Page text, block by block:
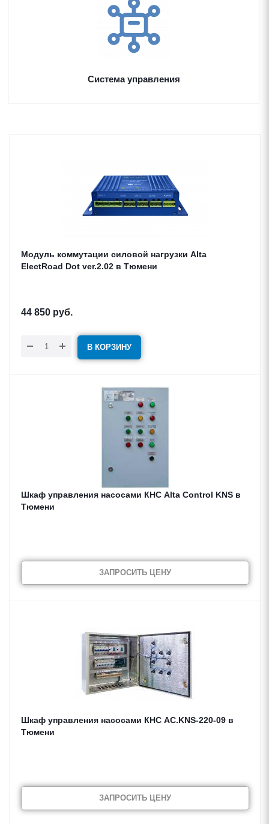
Система управления
Модуль коммутации силовой нагрузки Alta
ElectRoad Dot ver.2.02 в Тюмени
44 850 руб.
В КОРЗИНУ
Шкаф управления насосами КНС Alta Control KNS в
Тюмени
ЗАПРОСИТЬ ЦЕНУ
Шкаф управления насосами КНС AC.KNS-220-09 в
Тюмени
ЗАПРОСИТЬ ЦЕНУ